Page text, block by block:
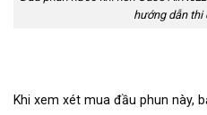
hướng dẫn thi
Khi xem xét mua đầu phun này,